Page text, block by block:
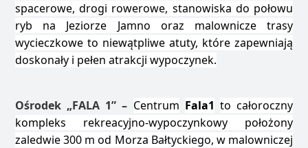
spacerowe, drogi rowerowe, stanowiska do połowu
ryb na Jeziorze Jamno oraz malownicze trasy
wycieczkowe to niewątpliwe atuty, które zapewniają
doskonały i pełen atrakcji wypoczynek.
Ośrodek „FALA 1” – Centrum Fala1 to całoroczny
kompleks rekreacyjno-wypoczynkowy położony
zaledwie 300 m od Morza Bałtyckiego, w malowniczej